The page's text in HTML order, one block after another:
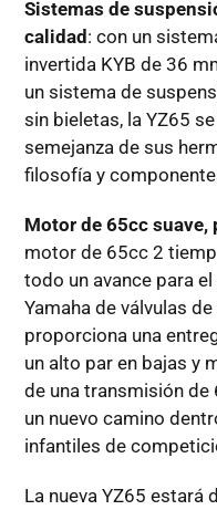
Sistemas de
calidad: con un
invertida KYB de 36
un sistema de
sin bieletas, la YZ65
semejanza de sus
filosofía y
Motor de 65cc
motor de 65cc 2
todo un avance para
Yamaha de válvulas
proporciona una
un alto par en bajas y
de una transmisión de
un nuevo camino
infantiles de
La nueva YZ65 estará